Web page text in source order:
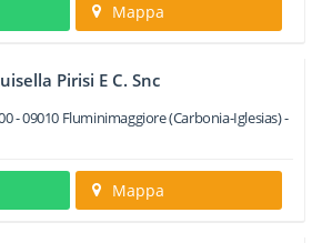
Mappa
Pirisi E C. Snc
-09010 Fluminimaggiore(Carbonia-Iglesias) -
Mappa